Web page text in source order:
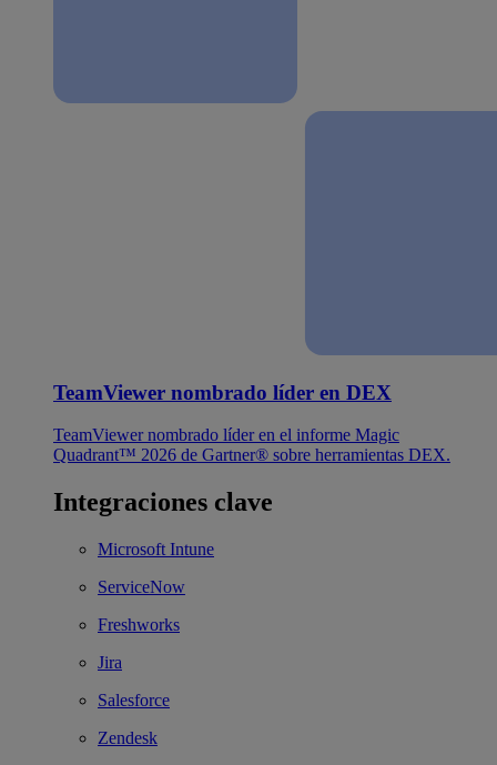
TeamViewer nombrado líder en DEX
TeamViewer nombrado líder en el informe Magic
Quadrant™ 2026 de Gartner® sobre herramientas DEX.
Integraciones clave
Microsoft Intune
ServiceNow
Freshworks
Jira
Salesforce
Zendesk